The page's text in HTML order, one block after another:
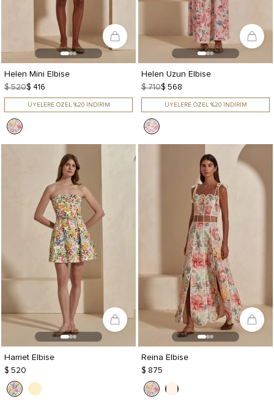
Helen Mini Elbise
$ 520$ 416
ÜYELERE ÖZEL %20 İNDİRİM
Helen Uzun Elbise
$ 710$ 568
ÜYELERE ÖZEL %20 İNDİRİM
Harriet Elbise
$ 520
Reina Elbise
$ 875